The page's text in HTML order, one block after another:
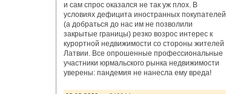
и сам спрос оказался не так уж плох. В
условиях дефицита иностранных покупателей
(а добраться до нас им не позволили
закрытые границы) резко возрос интерес к
курортной недвижимости со стороны жителей
Латвии. Все опрошенные профессиональные
участники юрмальского рынка недвижимости
уверены: пандемия не нанесла ему вреда!